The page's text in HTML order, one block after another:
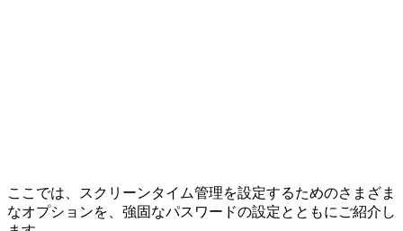
ここでは、スクリーンタイム管理を設定するためのさまざま
なオプションを、強固なパスワードの設定とともにご紹介し